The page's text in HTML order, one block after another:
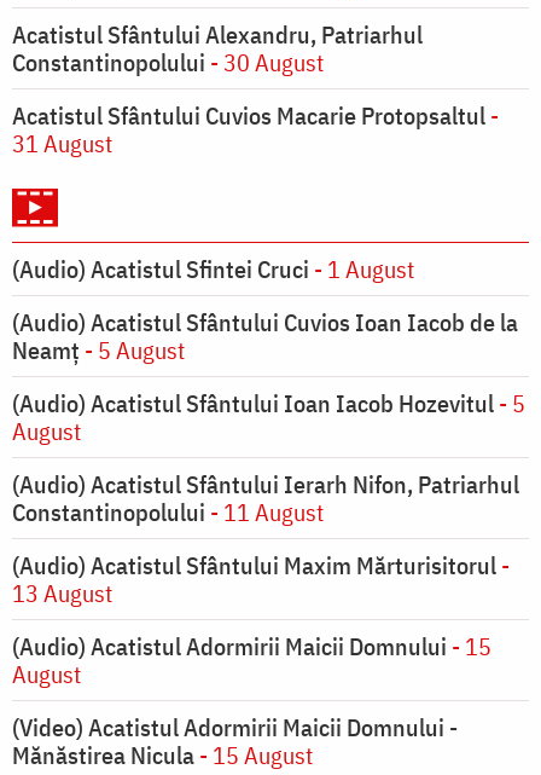
Acatistul Sfântului Alexandru, Patriarhul
Constantinopolului - 30 August
Acatistul Sfântului Cuvios Macarie Protopsaltul-
31 August
(Audio) Acatistul Sfintei Cruci - 1 August
(Audio) Acatistul Sfântului Cuvios Ioan Iacob de la
Neamț - 5 August
(Audio) Acatistul Sfântului Ioan Iacob Hozevitul- 5
August
(Audio) Acatistul Sfântului Ierarh Nifon, Patriarhul
Constantinopolului - 11 August
(Audio) Acatistul Sfântului Maxim Mărturisitorul-
13 August
(Audio) Acatistul Adormirii Maicii Domnului - 15
August
(Video) Acatistul Adormirii Maicii Domnului -
Mănăstirea Nicula- 15 August